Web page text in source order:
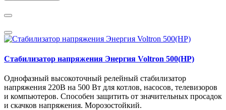
Стабилизатор напряжения Энергия Voltron 500(HP)
Однофазный высокоточный релейный стабилизатор
напряжения 220В на 500 Вт для котлов, насосов, телевизоров
и компьютеров. Способен защитить от значительных просадок
и скачков напряжения. Морозостойкий.